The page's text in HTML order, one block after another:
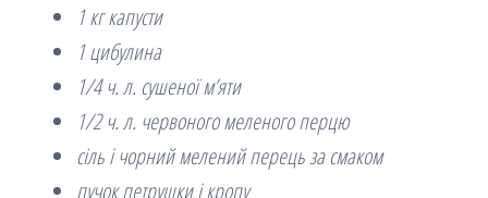
1 кг капусти
1 цибулина
1/4 ч. л. сушеної м’яти
1/2 ч. л. червоного меленого перцю
сіль і чорний мелений перець за смаком
пучок петрушки і кропу